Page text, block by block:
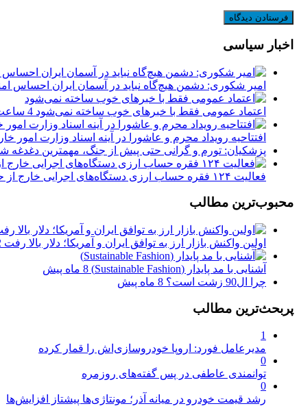
اخبار سیاسی
امیر شکوری: دشمن هیچ‌گاه نباید در آسمان ایران احساس
اعتماد عمومی فقط با خبرهای خوب ساخته نمی‌شود 4 ساعت پیش
افتتاحیه رویداد محرم و عاشورا در آینه اسناد وزارت امور
پزشکیان: تورم و گرانی حتی پیش از جنگ، مهمترین
فعالیت ۱۲۴ فقره حساب ارزی دستگاه‌های اجرایی خارج از حساب واحد خزانه
محبوب‌ترین مطالب
اولین واکنش بازار ارز به توافق ایران و آمریکا؛ دلار بالا رفت 2
آشنایی با مد پایدار (Sustainable Fashion)
8 ماه پیش
چرا ال90 زشت است؟
8 ماه پیش
پربحث‌ترین مطالب
1
مدیرعامل فورد: اروپا خودروسازی‌اش را قمار کرده
0
توانمندی عاطفی در پس گفته‌های روزمره
0
رشد قیمت خودرو در میانه آذر؛ مونتاژی‌ها پیشتاز افزایش‌ها